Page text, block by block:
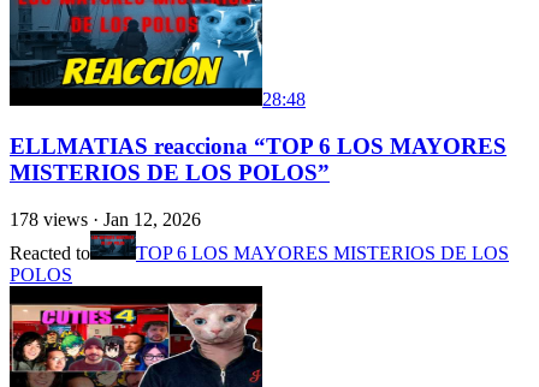
28:48
ELLMATIAS reacciona “TOP 6 LOS MAYORES
MISTERIOS DE LOS POLOS”
178 views · Jan 12, 2026
Reacted to
TOP 6 LOS MAYORES MISTERIOS DE LOS
POLOS